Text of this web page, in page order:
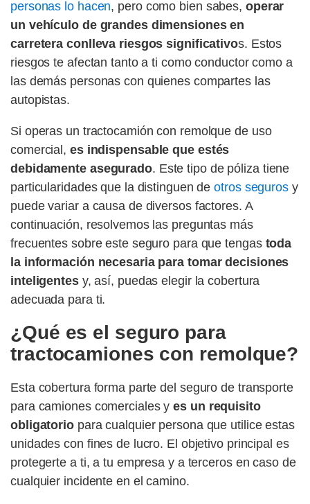
personas lo hacen, pero como bien sabes, operar
un vehículo de grandes dimensiones en
carretera conlleva riesgos significativos. Estos
riesgos te afectan tanto a ti como conductor como a
las demás personas con quienes compartes las
autopistas.
Si operas un tractocamión con remolque de uso
comercial, es indispensable que estés
debidamente asegurado. Este tipo de póliza tiene
particularidades que la distinguen deotros segurosy
puede variar a causa de diversos factores. A
continuación, resolvemos las preguntas más
frecuentes sobre este seguro para que tengas toda
la información necesaria para tomar decisiones
inteligentesy, así, puedas elegir la cobertura
adecuada para ti.
¿Qué es el seguro para
tractocamiones con remolque?
Esta cobertura forma parte del seguro de transporte
para camiones comerciales yes un requisito
obligatoriopara cualquier persona que utilice estas
unidades con fines de lucro. El objetivo principal es
protegerte a ti, a tu empresa y a terceros en caso de
cualquier incidente en el camino.